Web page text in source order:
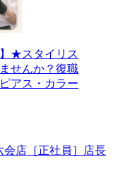
】★スタイリス
せんか？復職
アス・カラー
店［正社員］店長